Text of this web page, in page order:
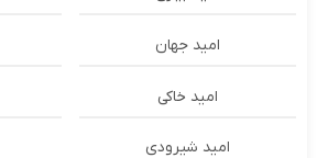
امید جهان
امید خاکی
امید شیرودی